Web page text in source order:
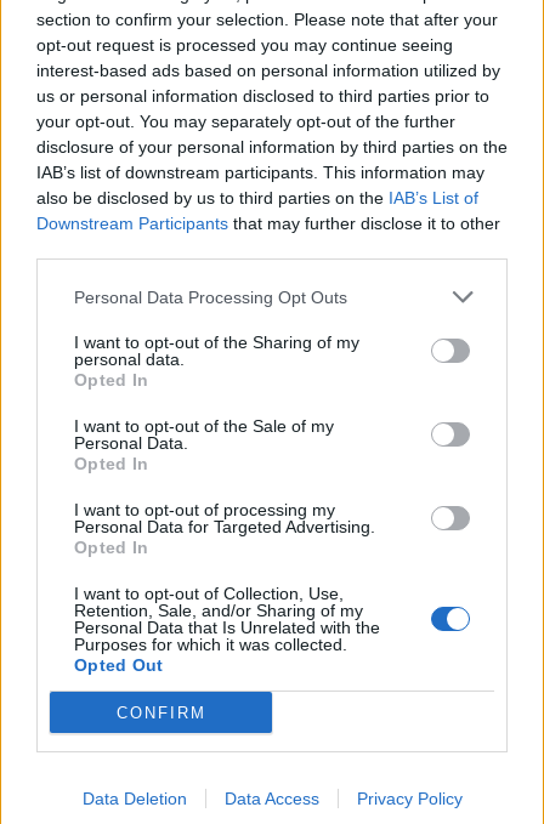
section to confirm your selection. Please note that after your
opt-out request is processed you may continue seeing
interest-based ads based on personal information utilized by
us or personal information disclosed to third parties prior to
your opt-out. You may separately opt-out of the further
disclosure of your personal information by third parties on the
IAB’s list of downstream participants. This information may
also be disclosed by us to third parties on the IAB’s List of
Downstream Participants that may further disclose it to other
Personal Data Processing Opt Outs
I want to opt-out of the Sharing of my
personal data.
Opted In
I want to opt-out of the Sale of my
Personal Data.
Opted In
I want to opt-out of processing my
Personal Data for Targeted Advertising.
Opted In
I want to opt-out of Collection, Use,
Retention, Sale, and/or Sharing of my
Personal Data that Is Unrelated with the
Purposes for which it was collected.
Opted Out
CONFIRM
Data Deletion Data Access Privacy Policy
Staran luetuimmat
1
VIIHDEUUTISET
Barkov juhlivat Eppu Normaalia –
yksityiskohta herätti huomiota
2